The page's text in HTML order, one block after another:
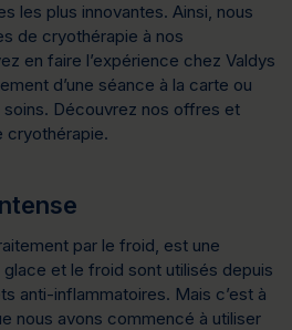
les plus innovantes. Ainsi, nous
de cryothérapie à nos
en faire l’expérience chez Valdys
d’une séance à la carte ou
soins. Découvrez nos offres et
cryothérapie.
par le froid, est une
et le froid sont utilisés depuis
anti-inflammatoires. Mais c’est à
nous avons commencé à utiliser